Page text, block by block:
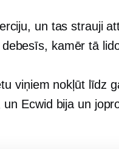
un tas strauji
kamēr tā
viņiem nokļūt līdz
Ecwid bija un